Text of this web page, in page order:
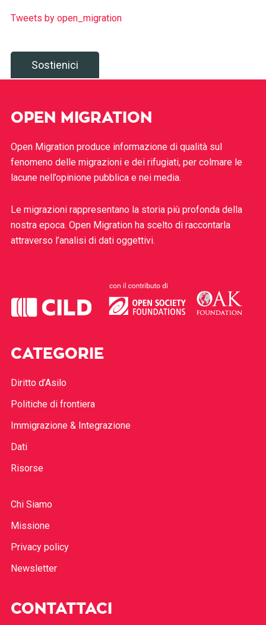
Tweets by open_migration
Sostienici
OPEN MIGRATION
Open Migration produce informazione di qualità sul
fenomeno delle migrazioni e dei rifugiati, per colmare le
lacune nell’opinione pubblica e nei media.
Le migrazioni rappresentano la storia più profonda della
nostra epoca. Open Migration ha scelto di raccontarla
attraverso l’analisi di dati oggettivi.
CATEGORIE
Diritto d’Asilo
Politiche di frontiera
Immigrazione & Integrazione
Dati
Risorse
Chi Siamo
Missione
Privacy policy
Newsletter
CONTATTACI